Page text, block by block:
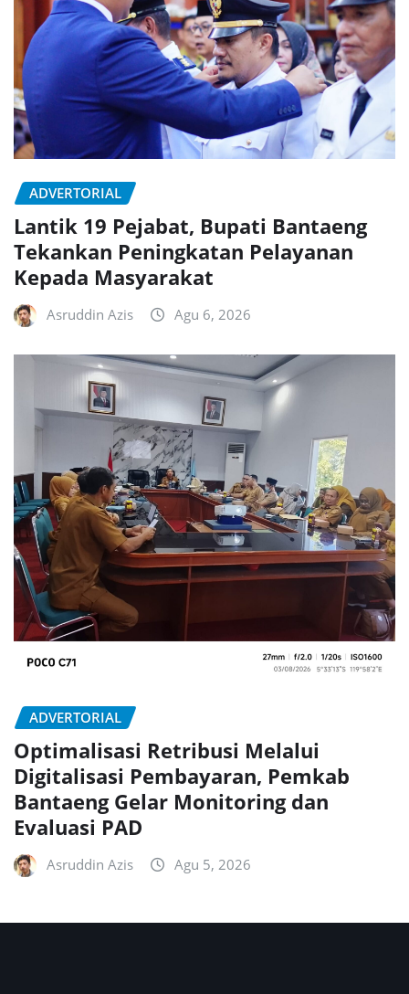
ADVERTORIAL
Lantik 19 Pejabat, Bupati Bantaeng
Tekankan Peningkatan Pelayanan
Kepada Masyarakat
Asruddin Azis Agu 6, 2026
ADVERTORIAL
Optimalisasi Retribusi Melalui
Digitalisasi Pembayaran, Pemkab
Bantaeng Gelar Monitoring dan
Evaluasi PAD
Asruddin Azis Agu 5, 2026